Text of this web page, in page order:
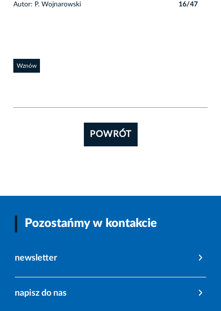
Autor: P. Wojnarowski 16/47
Wznów
POWRÓT
Pozostańmy w kontakcie
newsletter
napisz do nas